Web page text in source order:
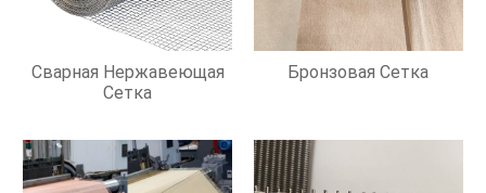
Сварная Нержавеющая
Сетка
Бронзовая Сетка